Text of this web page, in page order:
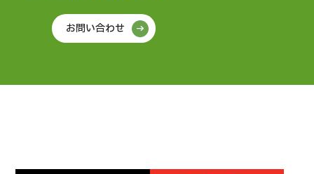
お問い合わせ